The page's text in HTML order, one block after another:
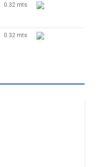
0.32 mts
0.32 mts